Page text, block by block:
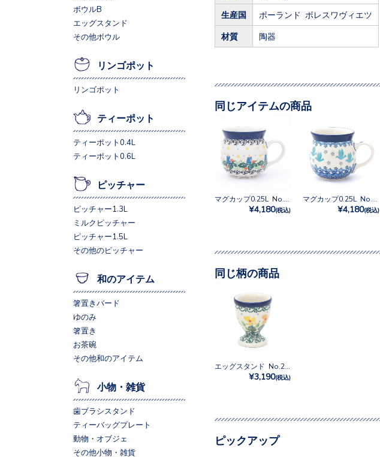
生産国 ポーランド ボレスワヴィエツ
材質 陶器
同じアイテムの商品
¥4,180(税込) ¥4,180(税込)
同じ柄の商品
¥3,190(税込)
ピックアップ
ボウルB
エッグスタンド
その他ボウル
リンゴポット
リンゴポット
ティーポット
ティーポット0.4L
ティーポット0.6L
ピッチャー
ピッチャー1.3L
ミルクピッチャー
ピッチャー1.5L
その他のピッチャー
和のアイテム
箸置きバード
ゆのみ
箸置き
お茶碗
その他和のアイテム
小物・雑貨
歯ブラシスタンド
ティーバッグプレート
動物・オブジェ
その他小物・雑貨